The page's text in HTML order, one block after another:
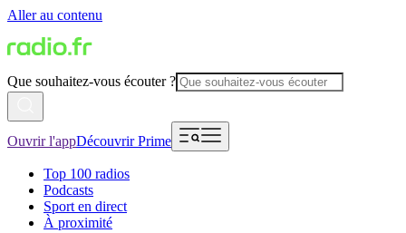
Aller au contenu
Que souhaitez-vous écouter ?
Ouvrir l'appDécouvrir Prime
Top 100 radios
Podcasts
Sport en direct
À proximité